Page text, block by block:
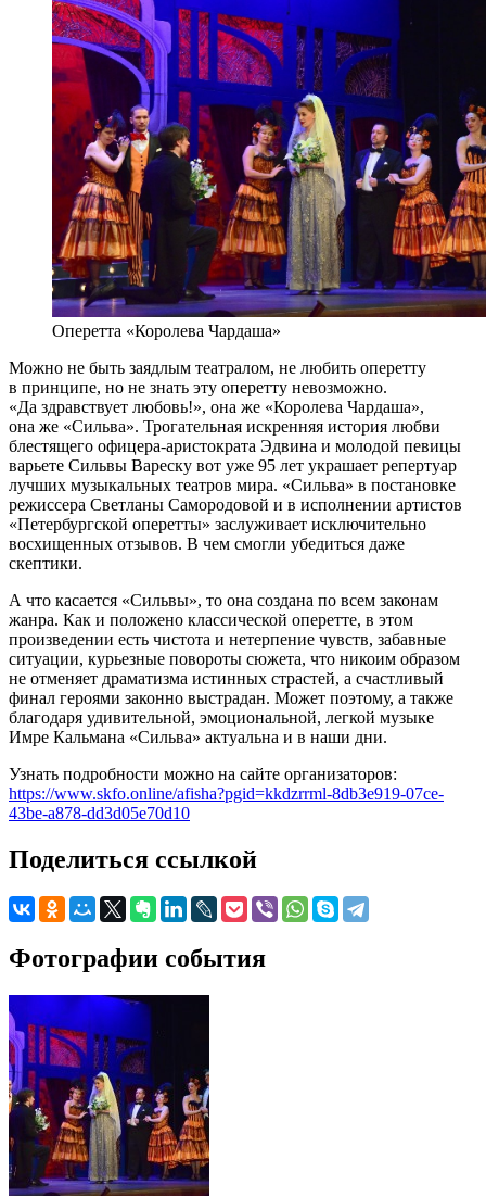
Оперетта «Королева Чардаша»
Можно не быть заядлым театралом, не любить оперетту
в принципе, но не знать эту оперетту невозможно.
«Да здравствует любовь!», она же «Королева Чардаша»,
она же «Сильва». Трогательная искренняя история любви
блестящего офицера-аристократа Эдвина и молодой певицы
варьете Сильвы Вареску вот уже 95 лет украшает репертуар
лучших музыкальных театров мира. «Сильва» в постановке
режиссера Светланы Самородовой и в исполнении артистов
«Петербургской оперетты» заслуживает исключительно
восхищенных отзывов. В чем смогли убедиться даже
скептики.
А что касается «Сильвы», то она создана по всем законам
жанра. Как и положено классической оперетте, в этом
произведении есть чистота и нетерпение чувств, забавные
ситуации, курьезные повороты сюжета, что никоим образом
не отменяет драматизма истинных страстей, а счастливый
финал героями законно выстрадан. Может поэтому, а также
благодаря удивительной, эмоциональной, легкой музыке
Имре Кальмана «Сильва» актуальна и в наши дни.
Узнать подробности можно на сайте организаторов:
https://www.skfo.online/afisha?pgid=kkdzrrml-8db3e919-07ce-
43be-a878-dd3d05e70d10
Поделиться ссылкой
Фотографии события